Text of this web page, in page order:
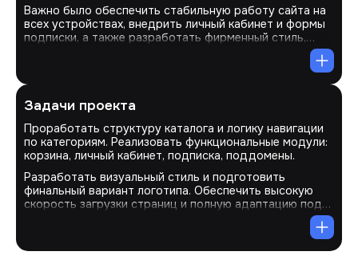
Важно было обеспечить стабильную работу сайта на
всех устройствах, внедрить личный кабинет и формы
подписки, а также разработать фирменный стиль,
Задачи проекта
Проработать структуру каталога и логику навигации
по категориям. Реализовать функциональные модули:
корзина, личный кабинет, подписка, поддомены.
Разработать визуальный стиль и подготовить
финальный вариант логотипа. Обеспечить высокую
скорость загрузки страниц и полную адаптацию под